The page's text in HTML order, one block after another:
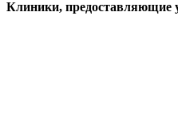
Клиники, предоставляющие